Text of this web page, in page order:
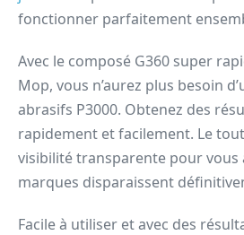
fonctionner parfaitement
Avec le composé G360 super
Mop, vous n’aurez plus besoin
abrasifs P3000. Obtenez des
rapidement et facilement. Le
visibilité transparente pour vous
marques disparaissent
Facile à utiliser et avec des